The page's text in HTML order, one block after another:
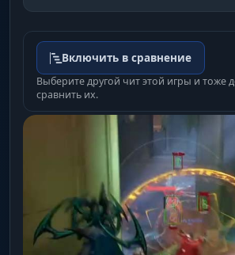
Включить в сравнение
Выберите другой чит этой игры и тоже
сравнить их.